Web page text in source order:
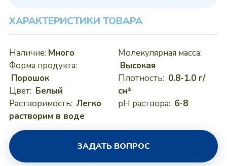
ХАРАКТЕРИСТИКИ ТОВАРА
Наличие: Много
Форма продукта:
Порошок
Цвет: Белый
Растворимость: Легко
растворим в воде
Молекулярная масса:
Высокая
Плотность: 0.8-1.0 г/
см³
pH раствора: 6-8
ЗАДАТЬ ВОПРОС